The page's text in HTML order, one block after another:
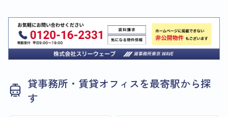
貸事務所・賃貸オフィスを最寄駅から探
す